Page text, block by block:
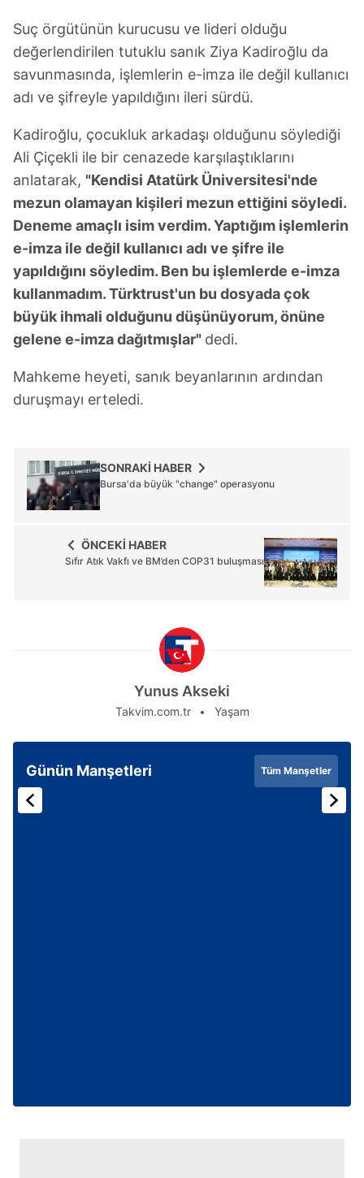
hazırlanmış Aydınlatma Metnimizi okumak ve sitemizde
ilgili mevzuata uygun olarak kullanılan çerezlerle ilgili bilgi
almak için lütfen
Suç örgütünün kurucusu ve lideri olduğu
değerlendirilen tutuklu sanık Ziya Kadiroğlu da
savunmasında, işlemlerin e-imza ile değil kullanıcı
adı ve şifreyle yapıldığını ileri sürdü.
Kadiroğlu, çocukluk arkadaşı olduğunu söylediği
Ali Çiçekli ile bir cenazede karşılaştıklarını
anlatarak, "Kendisi Atatürk Üniversitesi'nde
mezun olamayan kişileri mezun ettiğini söyledi.
Deneme amaçlı isim verdim. Yaptığım işlemlerin
e-imza ile değil kullanıcı adı ve şifre ile
yapıldığını söyledim. Ben bu işlemlerde e-imza
kullanmadım. Türktrust'un bu dosyada çok
büyük ihmali olduğunu düşünüyorum, önüne
gelene e-imza dağıtmışlar" dedi.
Mahkeme heyeti, sanık beyanlarının ardından
duruşmayı erteledi.
SONRAKİ HABER
Bursa'da büyük "change" operasyonu
ÖNCEKİ HABER
Sıfır Atık Vakfı ve BM’den COP31 buluşması
Yunus Akseki
Takvim.com.tr Yaşam
Günün Manşetleri Tüm Manşetler